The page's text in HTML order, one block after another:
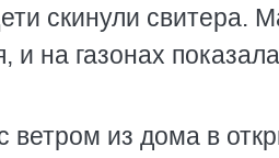
скинули свитера.
на газонах
ветром из дома в